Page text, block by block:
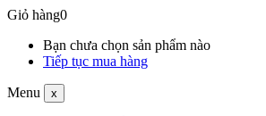
Giỏ hàng0
Bạn chưa chọn sản phẩm nào
Tiếp tục mua hàng
Menu x